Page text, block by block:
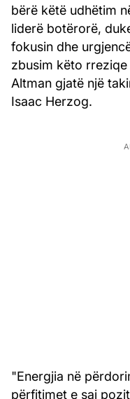
bërë këtë udhëtim
liderë botërorë,
fokusin dhe
zbusim këto
Altman gjatë një
Isaac Herzog.
"Energjia në
përfitimet e saj